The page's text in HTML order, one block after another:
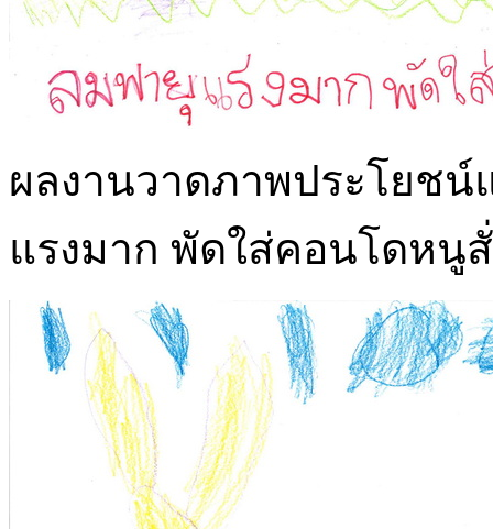
ผลงานวาดภาพประโยชน์
แรงมาก พัดใส่คอนโดหนู